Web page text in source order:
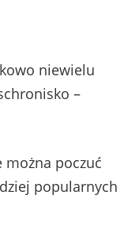
niewielu
–
można poczuć
popularnych